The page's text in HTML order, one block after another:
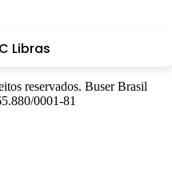
Libras
reservados. Buser Brasil
0001-81